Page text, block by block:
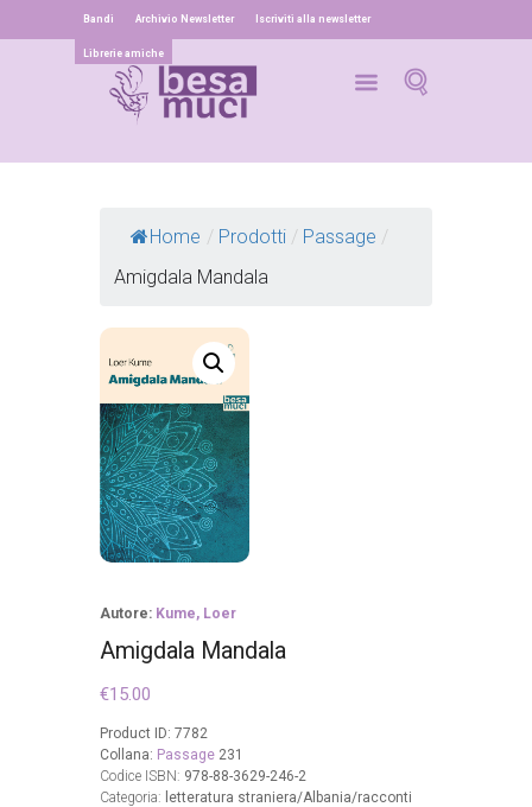
Bandi Archivio Newsletter Iscriviti alla newsletter
Librerie amiche
Home / Prodotti / Passage /
Amigdala Mandala
Autore: Kume, Loer
Amigdala Mandala
€15.00
Product ID: 7782
Collana: Passage 231
Codice ISBN: 978-88-3629-246-2
Categoria: letteratura straniera/Albania/racconti